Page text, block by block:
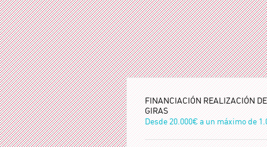
FINANCIACIÓN REALIZACIÓN
GIRAS
Desde20.000€a un máximo de